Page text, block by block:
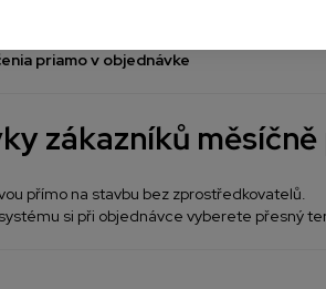
priamo v objednávke
zákazníků měsíčně
přímo na stavbu bez zprostředkovatelů.
si při objednávce vyberete přesný